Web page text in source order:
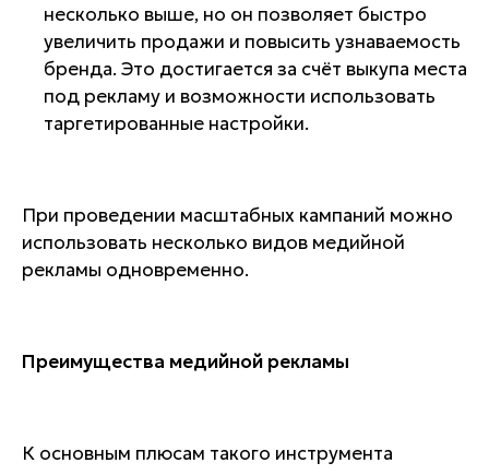
несколько выше, но он позволяет быстро
увеличить продажи и повысить узнаваемость
бренда. Это достигается за счёт выкупа места
под рекламу и возможности использовать
таргетированные настройки.
При проведении масштабных кампаний можно
использовать несколько видов медийной
рекламы одновременно.
Преимущества медийной рекламы
К основным плюсам такого инструмента